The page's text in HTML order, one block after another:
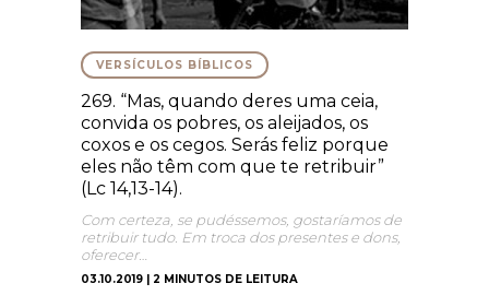
VERSÍCULOS BÍBLICOS
269. “Mas, quando deres uma ceia,
convida os pobres, os aleijados, os
coxos e os cegos. Serás feliz porque
eles não têm com que te retribuir”
(Lc 14,13-14).
Com certeza, se pudéssemos, gostaríamos de
retribuir tudo. Em troca dos presentes e dons,
oferecer…
03.10.2019 | 2 MINUTOS DE LEITURA